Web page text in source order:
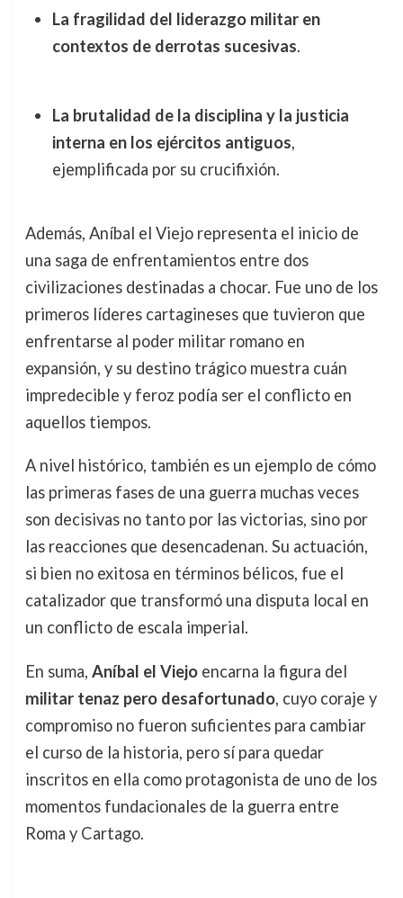
La fragilidad del liderazgo militar en
contextos de derrotas sucesivas.
La brutalidad de la disciplina y la justicia
interna en los ejércitos antiguos,
ejemplificada por su crucifixión.
Además, Aníbal el Viejo representa el inicio de
una saga de enfrentamientos entre dos
civilizaciones destinadas a chocar. Fue uno de los
primeros líderes cartagineses que tuvieron que
enfrentarse al poder militar romano en
expansión, y su destino trágico muestra cuán
impredecible y feroz podía ser el conflicto en
aquellos tiempos.
A nivel histórico, también es un ejemplo de cómo
las primeras fases de una guerra muchas veces
son decisivas no tanto por las victorias, sino por
las reacciones que desencadenan. Su actuación,
si bien no exitosa en términos bélicos, fue el
catalizador que transformó una disputa local en
un conflicto de escala imperial.
En suma, Aníbal el Viejoencarna la figura del
militar tenaz pero desafortunado, cuyo coraje y
compromiso no fueron suficientes para cambiar
el curso de la historia, pero sí para quedar
inscritos en ella como protagonista de uno de los
momentos fundacionales de la guerra entre
Roma y Cartago.